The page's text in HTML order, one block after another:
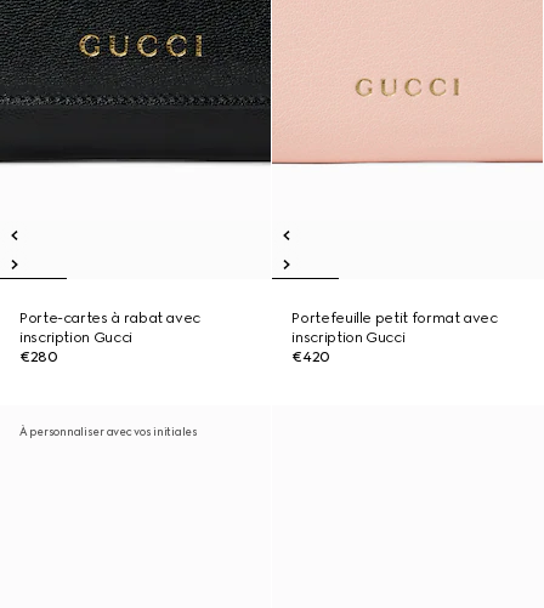
Porte-cartes à rabat avec
inscription Gucci
€280
Portefeuille petit format avec
inscription Gucci
€420
À personnaliser avec vos initiales